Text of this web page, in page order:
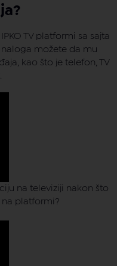
TV platformi sa sajta
naloga možete da mu
kao što je telefon, TV
na televiziji nakon što
na platformi?